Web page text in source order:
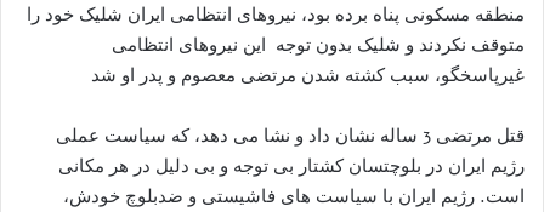
منطقه مسکونی پناه برده بود، نیروهای انتظامی ایران شلیک خود را
متوقف نکردند و شلیک بدون توجه این نیروهای انتظامی
غیرپاسخگو، سبب کشته شدن مرتضی معصوم و پدر او شد
قتل مرتضی 3 ساله نشان داد و نشا می دهد، که سیاست عملی
رژیم ایران در بلوچتسان کشتار بی توجه و بی دلیل در هر مکانی
است. رژیم ایران با سیاست های فاشیستی و ضدبلوچ خودش،